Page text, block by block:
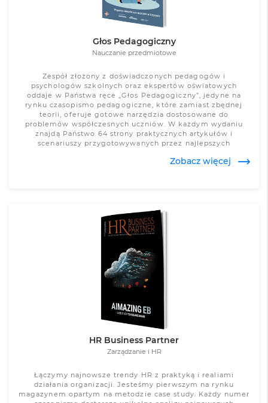
Głos Pedagogiczny
Nauczanie przedmiotowe
Zespół złożony z doświadczonych pedagogów i
psychologów szkolnych oraz ekspertów oświatowych
oddaje w Państwa ręce „Głos Pedagogiczny”, jedyne na
rynku czasopismo pedagogiczne, które zamiast zbędnej
teorii, oferuje gotowe narzędzia dostosowane do
problemów współczesnych uczniów. W każdym wydaniu
znajdą Państwo 64 strony praktycznych artykułów i
scenariuszy przygotowywanych przez najlepszych
codzienną pracą pedagoga i psychologa szkolnego,
Zobacz więcej
HR Business Partner
Zarządzanie i HR
Łączymy najnowsze trendy HR z praktyką i realiami
działania organizacji. Jesteśmy pierwszym na rynku
magazynem opartym na metodzie case study. Każdy numer